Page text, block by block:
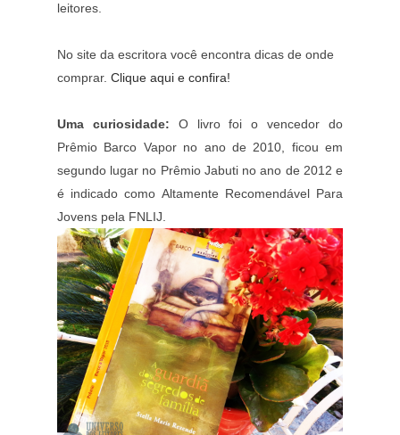
leitores.
No site da escritora você encontra dicas de onde
comprar. Clique aqui e confira!
Uma curiosidade: O livro foi o vencedor do
Prêmio Barco Vapor no ano de 2010, ficou em
segundo lugar no Prêmio Jabuti no ano de 2012 e
é indicado como Altamente Recomendável Para
Jovens pela FNLIJ.